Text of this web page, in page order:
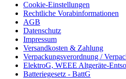
Cookie-Einstellungen
Rechtliche Vorabinformationen
AGB
Datenschutz
Impressum
Versandkosten & Zahlung
Verpackungsverordnung /
ElektroG, WEEE Altgeräte-
Batteriegesetz - BattG